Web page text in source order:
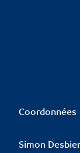
Coordonnées
Simon